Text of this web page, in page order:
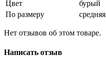
Цвет
бурый
По размеру
средняя
Нет отзывов об этом товаре.
Написать отзыв